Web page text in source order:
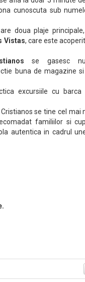
cunoscuta sub
doua plaje
Vistas, care este
se gasesc
buna de magazine
excursiile cu
se tine cel mai
familiilor si
autentica in cadrul